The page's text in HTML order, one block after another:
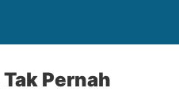
Pernah